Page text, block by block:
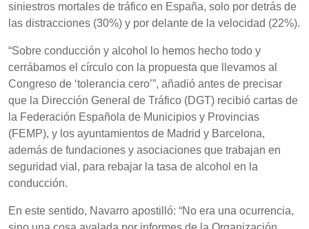
siniestros mortales de tráfico en España, solo por detrás de
las distracciones (30%) y por delante de la velocidad (22%).
“Sobre conducción y alcohol lo hemos hecho todo y
cerrábamos el círculo con la propuesta que llevamos al
Congreso de ‘tolerancia cero’”, añadió antes de precisar
que la Dirección General de Tráfico (DGT) recibió cartas de
la Federación Española de Municipios y Provincias
(FEMP), y los ayuntamientos de Madrid y Barcelona,
además de fundaciones y asociaciones que trabajan en
seguridad vial, para rebajar la tasa de alcohol en la
conducción.
En este sentido, Navarro apostilló: “No era una ocurrencia,